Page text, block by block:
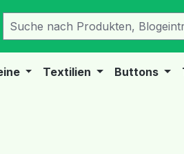
Textilien Buttons